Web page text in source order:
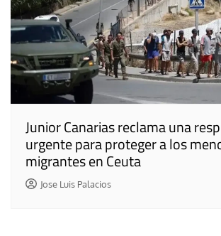
Junior Canarias reclama una
urgente para proteger a los
migrantes en Ceuta
Jose Luis Palacios